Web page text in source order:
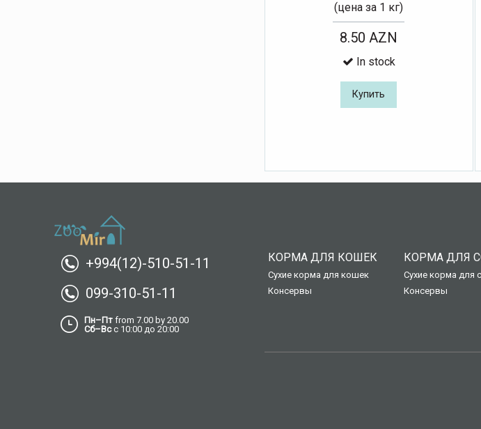
(цена за 1 кг)
8.50 AZN
In stock
Купить
+994(12)-510-51-11
099-310-51-11
Пн–Пт from 7.00 by 20.00
Сб–Всс 10:00 до 20:00
КОРМА ДЛЯ КОШЕК
Сухие корма для кошек
Консервы
КОРМА ДЛЯ
Сухие корма для
Консервы